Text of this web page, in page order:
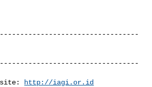
http://iagi.or.id